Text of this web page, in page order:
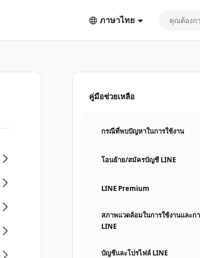
ภาษาไทย
คู่มือช่วยเหลือ
กรณีที่พบปัญหาในการใช้งาน
โอนย้าย/สมัครบัญชี LINE
LINE Premium
สภาพแวดล้อมในการใช้งานและก
LINE
บัญชีและโปรไฟล์ LINE